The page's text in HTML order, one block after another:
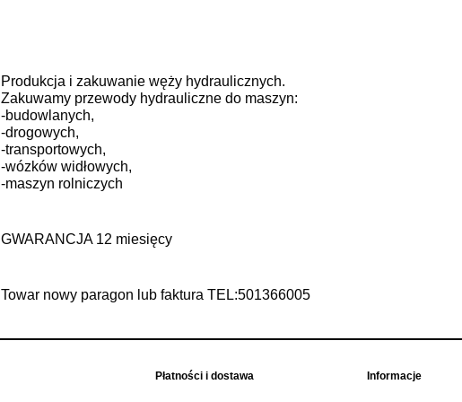
Produkcja i zakuwanie węży hydraulicznych.
Zakuwamy przewody hydrauliczne do maszyn:
-budowlanych,
-drogowych,
-transportowych,
-wózków widłowych,
-maszyn rolniczych
GWARANCJA 12 miesięcy
Towar nowy paragon lub faktura TEL:501366005
Płatności i dostawa Informacje